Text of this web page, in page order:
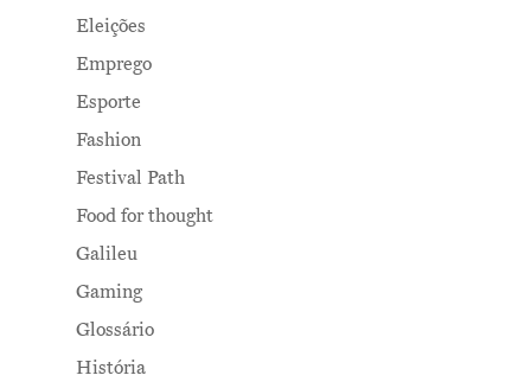
Eleições
Emprego
Esporte
Fashion
Festival Path
Food for thought
Galileu
Gaming
Glossário
História